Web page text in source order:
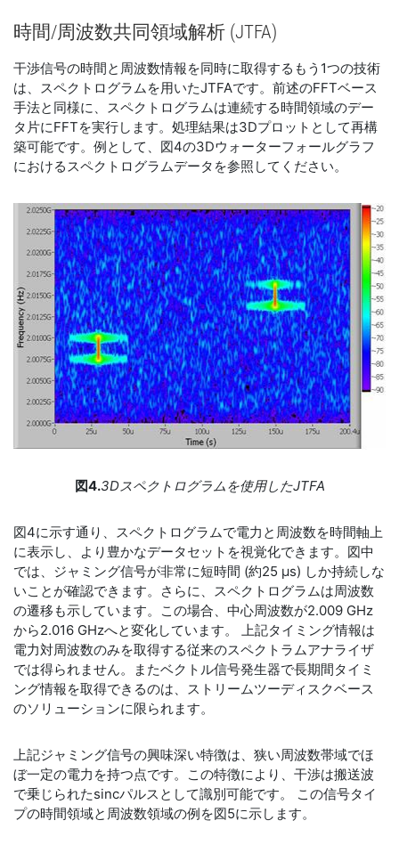
時間/周波数共同領域解析 (JTFA)
干渉信号の時間と周波数情報を同時に取得するもう1つの技術
は、スペクトログラムを用いたJTFAです。前述のFFTベース
手法と同様に、スペクトログラムは連続する時間領域のデー
タ片にFFTを実行します。処理結果は3Dプロットとして再構
築可能です。例として、図4の3Dウォーターフォールグラフ
におけるスペクトログラムデータを参照してください。
図4.3Dスペクトログラムを使用したJTFA
図4に示す通り、スペクトログラムで電力と周波数を時間軸上
に表示し、より豊かなデータセットを視覚化できます。図中
では、ジャミング信号が非常に短時間 (約25 µs) しか持続しな
いことが確認できます。さらに、スペクトログラムは周波数
の遷移も示しています。この場合、中心周波数が2.009 GHz
から2.016 GHzへと変化しています。 上記タイミング情報は
電力対周波数のみを取得する従来のスペクトラムアナライザ
では得られません。またベクトル信号発生器で長期間タイミ
ング情報を取得できるのは、ストリームツーディスクベース
のソリューションに限られます。
上記ジャミング信号の興味深い特徴は、狭い周波数帯域でほ
ぼ一定の電力を持つ点です。この特徴により、干渉は搬送波
で乗じられたsincパルスとして識別可能です。 この信号タイ
プの時間領域と周波数領域の例を図5に示します。